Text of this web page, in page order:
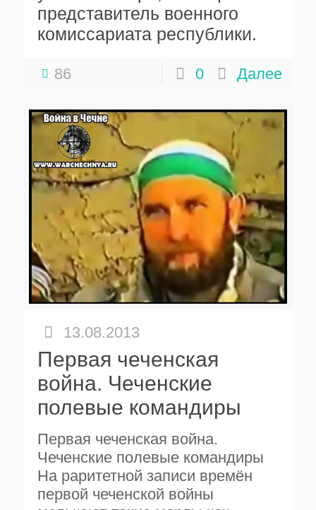
представитель военного
комиссариата республики.
86 0 Далее
13.08.2013
Первая чеченская
война. Чеченские
полевые командиры
Первая чеченская война.
Чеченские полевые командиры
На раритетной записи времён
первой чеченской войны